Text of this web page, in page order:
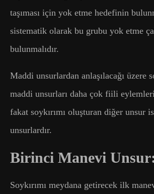
taşıması için yok etme hedefinin
sistematik olarak bu grubu yok etme
bulunmalıdır.
Maddi unsurlardan anlaşılacağı üzere
maddi unsurları daha çok fiili
fakat soykırımı oluşturan diğer unsur
unsurlardır.
Birinci Manevi
Soykırımı meydana getirecek ilk